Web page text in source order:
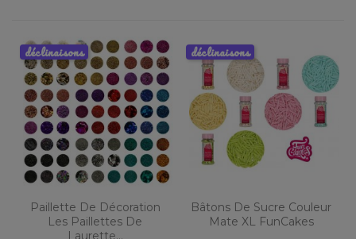
Paillette De Décoration
Les Paillettes De
Laurette...
déclinaisons
Bâtons De Sucre Couleur
Mate XL FunCakes
déclinaisons